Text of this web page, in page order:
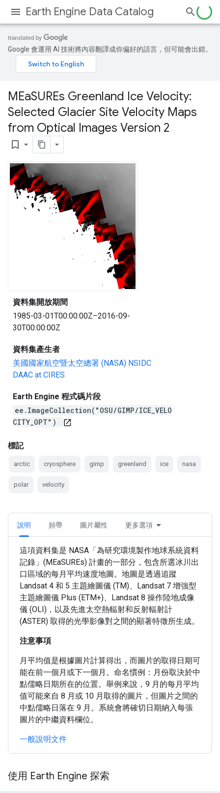
Earth Engine Data Catalog
Google 會運用 AI 技術將內容翻譯成你偏好的語言，但可能會出錯。
MEaSUREs Greenland Ice Velocity:
Selected Glacier Site Velocity Maps
from Optical Images Version 2
bookmark_border
資料集開放期間
1985-03-01T00:00:00Z–2016-09-
30T00:00:00Z
資料集產生者
美國國家航空暨太空總署 (NASA) NSIDC
DAAC at CIRES
Earth Engine 程式碼片段
ee.ImageCollection("OSU/GIMP/ICE_VELO
CITY_OPT")
open_in_new
標記
arctic cryosphere gimp greenland ice nasa
polar velocity
說明 頻帶 圖片屬性 更多選項
這項資料集是 NASA「為研究環境製作地球系統資料
記錄」(MEaSUREs) 計畫的一部分，包含所選冰川出
口區域的每月平均速度地圖。地圖是透過追蹤
Landsat 4 和 5 主題繪圖儀 (TM)、Landsat 7 增強型
主題繪圖儀 Plus (ETM+)、Landsat 8 操作陸地成像
儀 (OLI)，以及先進太空熱輻射和反射輻射計
(ASTER) 取得的光學影像對之間的顯著特徵所生成。
注意事項
月平均值是根據圖片計算得出，而圖片的取得日期可
能在前一個月或下一個月。命名慣例：月份取決於中
點儒略日期所在的位置。舉例來說，9 月的每月平均
值可能來自 8 月或 10 月取得的圖片，但圖片之間的
中點儒略日落在 9 月。系統會將確切日期納入每張
圖片的中繼資料欄位。
一般說明文件
使用 Earth Engine 探索